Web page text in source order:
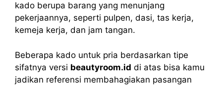
kado berupa barang yang menunjang
pekerjaannya, seperti pulpen, dasi, tas kerja,
kemeja kerja, dan jam tangan.
Beberapa kado untuk pria berdasarkan tipe
sifatnya versi beautyroom.id di atas bisa kamu
jadikan referensi membahagiakan pasangan